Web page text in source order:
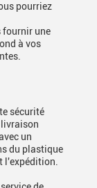
pourriez
fournir une
à vos
sécurité
livraison
un
du plastique
l'expédition.